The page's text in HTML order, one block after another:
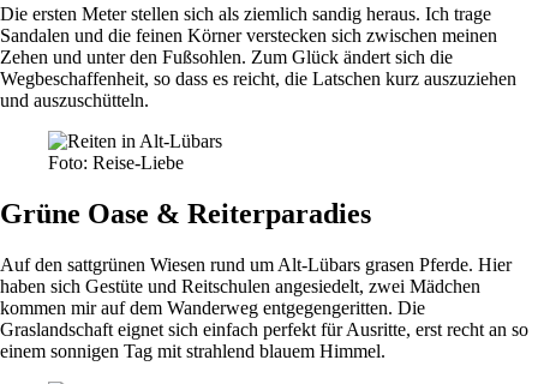
Die ersten Meter stellen sich als ziemlich sandig heraus. Ich trage
Sandalen und die feinen Körner verstecken sich zwischen meinen
Zehen und unter den Fußsohlen. Zum Glück ändert sich die
Wegbeschaffenheit, so dass es reicht, die Latschen kurz auszuziehen
und auszuschütteln.
Foto: Reise-Liebe
Grüne Oase & Reiterparadies
Auf den sattgrünen Wiesen rund um Alt-Lübars grasen Pferde. Hier
haben sich Gestüte und Reitschulen angesiedelt, zwei Mädchen
kommen mir auf dem Wanderweg entgegengeritten. Die
Graslandschaft eignet sich einfach perfekt für Ausritte, erst recht an so
einem sonnigen Tag mit strahlend blauem Himmel.